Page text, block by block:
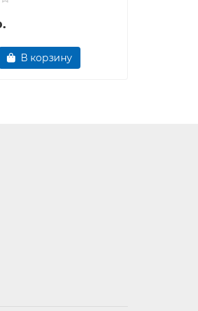
В корзину